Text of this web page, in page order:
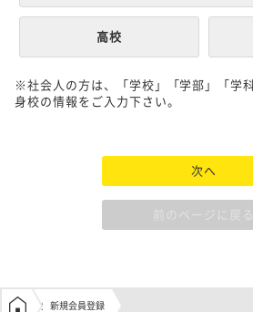
高校
※社会人の方は、「学校」「学部」「学
身校の情報をご入力下さい。
次へ
前のページに戻る
学生の窓口トップ
新規会員登録